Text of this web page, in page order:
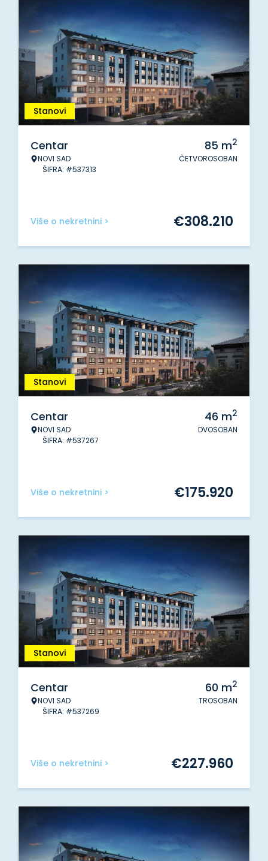
Stanovi
Centar
NOVI SAD
ŠIFRA: #537313
85 m2
ČETVOROSOBAN
Više o nekretnini > €308.210
Stanovi
Centar
NOVI SAD
ŠIFRA: #537267
46 m2
DVOSOBAN
Više o nekretnini > €175.920
Stanovi
Centar
NOVI SAD
ŠIFRA: #537269
60 m2
TROSOBAN
Više o nekretnini > €227.960